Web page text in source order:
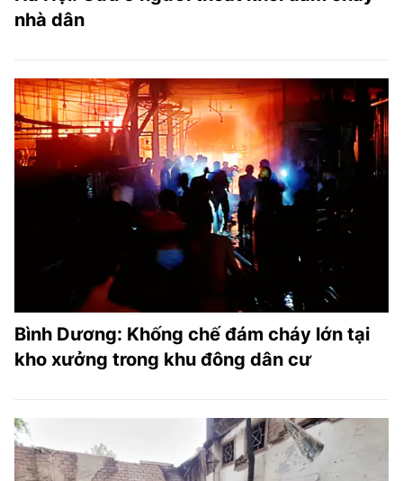
nhà dân
Bình Dương: Khống chế đám cháy lớn tại
kho xưởng trong khu đông dân cư